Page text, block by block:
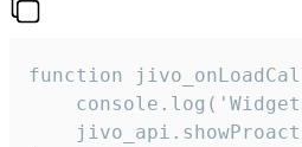
function